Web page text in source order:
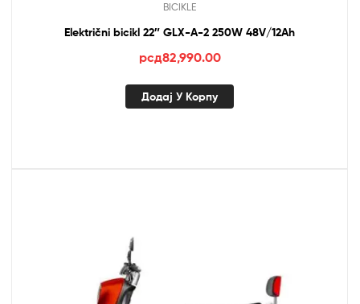
BICIKLE
Električni bicikl 22″ GLX-A-2 250W 48V/12Ah
рсд82,990.00
Додај У Корпу